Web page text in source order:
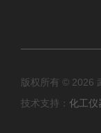
版权所有 © 2026
技术支持： 化工仪